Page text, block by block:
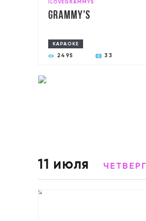
ILOVEGRAMMYS
Grammy's
КАРАОКЕ
2495 33
11 июля ЧЕТВЕРГ